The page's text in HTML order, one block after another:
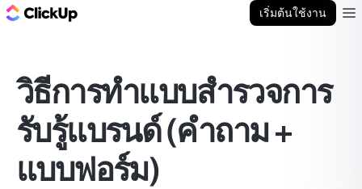
เริ่มต้นใช้งาน
วิธีการทำแบบสำรวจการ
รับรู้แบรนด์ (คำถาม +
แบบฟอร์ม)